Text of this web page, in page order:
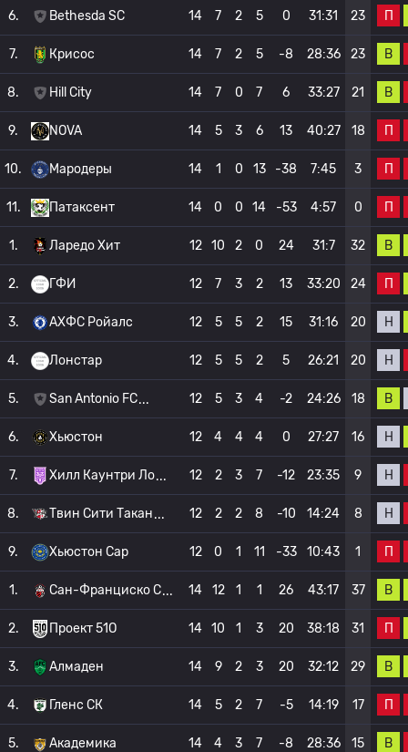
6. Bethesda SC 14 7 2 5 0 31:31 23 П
7. Крисос 14 7 2 5 -8 28:36 23 В
8. Hill City 14 7 0 7 6 33:27 21 В
9. NOVA 14 5 3 6 13 40:27 18 П
10. Мародеры 14 1 0 13 -38 7:45 3 П
11. Патаксент 14 0 0 14 -53 4:57 0 П
1. Ларедо Хит 12 10 2 0 24 31:7 32 В
2. ГФИ 12 7 3 2 13 33:20 24 П
3. АХФС Ройалс 12 5 5 2 15 31:16 20 Н
4. Лонстар 12 5 5 2 5 26:21 20 Н
5. San Antonio FC 12 5 3 4 -2 24:26 18 В
6. Хьюстон 12 4 4 4 0 27:27 16 Н
7. Хилл Каунтри Ло 12 2 3 7 -12 23:35 9 Н
8. Твин Сити Такан 12 2 2 8 -10 14:24 8 Н
9. Хьюстон Сар 12 0 1 11 -33 10:43 1 П
1. Сан-Франциско С 14 12 1 1 26 43:17 37 В
2. Проект 51О 14 10 1 3 20 38:18 31 П
3. Алмаден 14 9 2 3 20 32:12 29 В
4. Гленс СК 14 5 2 7 -5 14:19 17 П
5. Академика 14 4 3 7 -8 28:36 15 В